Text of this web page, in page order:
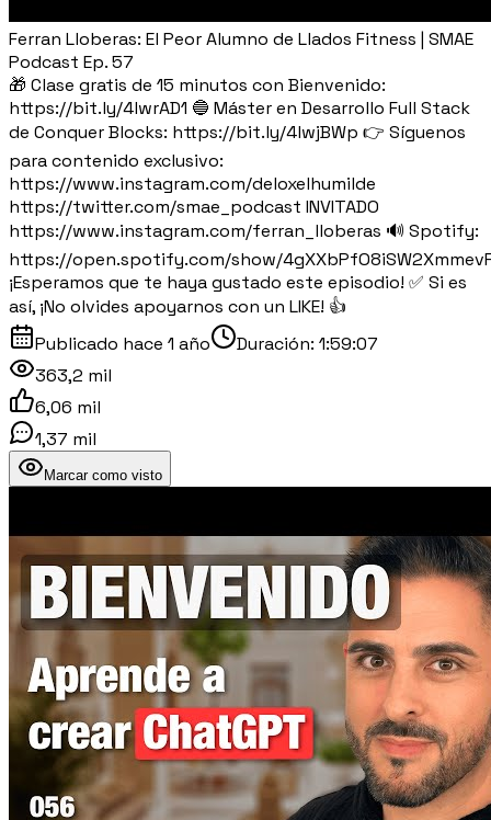
Ferran Lloberas: El Peor Alumno de Llados Fitness | SMAE
Podcast Ep. 57
🎁 Clase gratis de 15 minutos con Bienvenido:
https://bit.ly/4lwrAD1 🔵 Máster en Desarrollo Full Stack
de Conquer Blocks: https://bit.ly/4lwjBWp 👉 Síguenos
para contenido exclusivo:
https://www.instagram.com/deloxelhumilde
https://twitter.com/smae_podcast INVITADO
https://www.instagram.com/ferran_lloberas 🔊 Spotify:
https://open.spotify.com/show/
¡Esperamos que te haya gustado este episodio! ✅ Si es
así, ¡No olvides apoyarnos con un LIKE! 👍
Publicado hace 1 año Duración: 1:59:07
363,2 mil
6,06 mil
1,37 mil
Marcar como visto